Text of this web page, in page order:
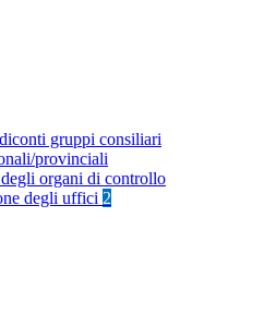
gruppi consiliari
provinciali
organi di controllo
degli uffici 2